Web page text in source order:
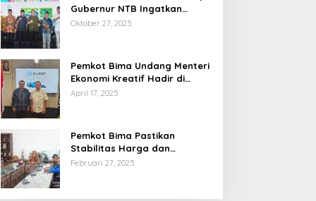
Gubernur NTB Ingatkan
Gagasan Ekonomi Syariah
Oktober 27, 2025
Pemkot Bima Undang Menteri
Ekonomi Kreatif Hadir di
Festival Rimpu
April 17, 2025
Pemkot Bima Pastikan
Stabilitas Harga dan
Ketersediaan Pangan
Februari 27, 2025